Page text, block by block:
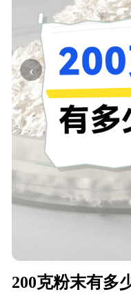
‹
200克粉末有多